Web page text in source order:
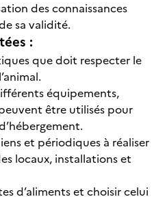
des connaissances
sa validité.
:
que doit respecter le
équipements,
être utilisés pour
et périodiques à réaliser
locaux, installations et
d’aliments et choisir celui